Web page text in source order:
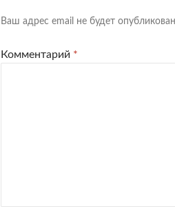
Ваш адрес email не будет
Комментарий *